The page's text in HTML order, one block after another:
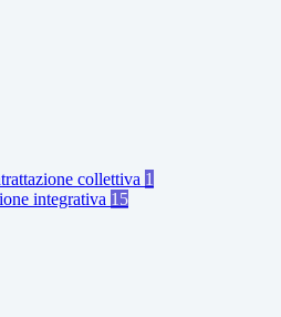
collettiva 1
integrativa 15